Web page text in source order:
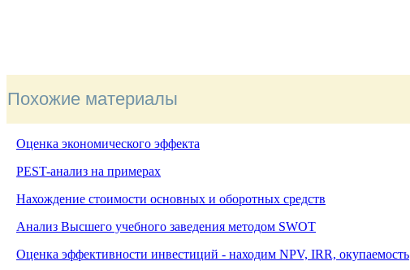
Похожие материалы
Оценка экономического эффекта
PEST-анализ на примерах
Нахождение стоимости основных и оборотных средств
Анализ Высшего учебного заведения методом SWOT
Оценка эффективности инвестиций - находим NPV, IRR, окупаемость